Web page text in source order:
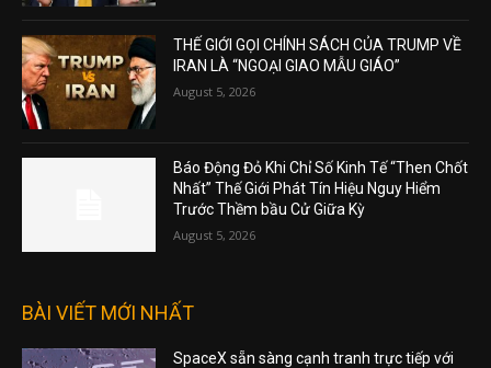
THẾ GIỚI GỌI CHÍNH SÁCH CỦA TRUMP VỀ
IRAN LÀ “NGOẠI GIAO MẪU GIÁO”
August 5, 2026
Báo Động Đỏ Khi Chỉ Số Kinh Tế “Then Chốt
Nhất” Thế Giới Phát Tín Hiệu Nguy Hiểm
Trước Thềm bầu Cử Giữa Kỳ
August 5, 2026
BÀI VIẾT MỚI NHẤT
SpaceX sẵn sàng cạnh tranh trực tiếp với